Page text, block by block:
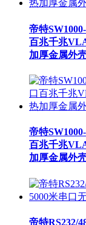
帝特
百兆千兆
加厚金属外
帝特
百兆千兆
加厚金属外
帝特RS232/